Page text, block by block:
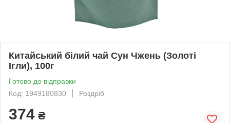
Китайський білий чай Сун Чжень (Золоті
Ігли), 100г
Готово до відправки
Код: 1949180830
Роздріб
374 ₴